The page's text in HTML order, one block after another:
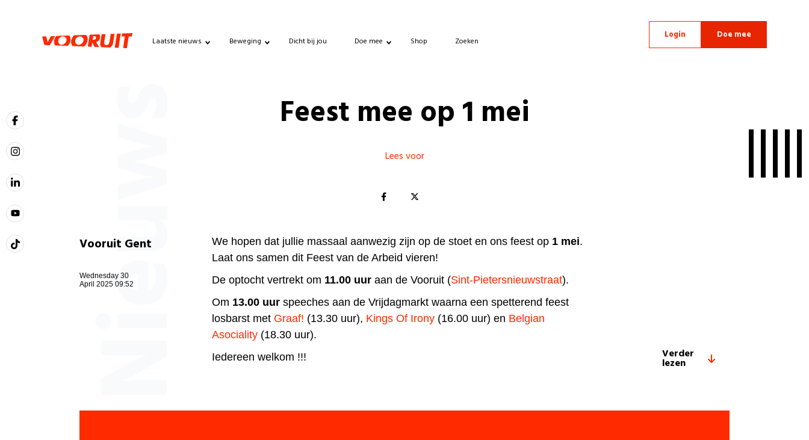
Laatste nieuws Beweging Dicht bij jou Doe mee Shop Zoeken
Login Doe mee
Nieuws Feest mee op 1 mei
Lees voor
Vooruit Gent
Wednesday 30
April 2025 09:52
We hopen dat jullie massaal aanwezig zijn op de stoet en ons feest op 1 mei.
Laat ons samen dit Feest van de Arbeid vieren!
De optocht vertrekt om 11.00 uur aan de Vooruit (Sint-Pietersnieuwstraat).
Om 13.00 uur speeches aan de Vrijdagmarkt waarna een spetterend feest
losbarst met Graaf! (13.30 uur), Kings Of Irony (16.00 uur) en Belgian
Asociality (18.30 uur).
Iedereen welkom !!!
Verder
lezen